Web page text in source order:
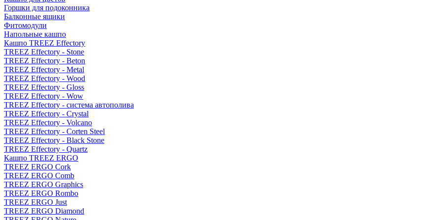
Горшки для подоконника
Балконные ящики
Фитомодули
Напольные кашпо
Кашпо TREEZ Effectory
TREEZ Effectory - Stone
TREEZ Effectory - Beton
TREEZ Effectory - Metal
TREEZ Effectory - Wood
TREEZ Effectory - Gloss
TREEZ Effectory - Wow
TREEZ Effectory - система автополива
TREEZ Effectory - Crystal
TREEZ Effectory - Volcano
TREEZ Effectory - Corten Steel
TREEZ Effectory - Black Stone
TREEZ Effectory - Quartz
Кашпо TREEZ ERGO
TREEZ ERGO Cork
TREEZ ERGO Comb
TREEZ ERGO Graphics
TREEZ ERGO Rombo
TREEZ ERGO Just
TREEZ ERGO Diamond